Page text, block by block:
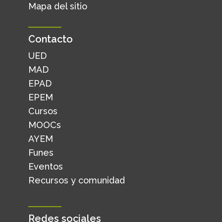
Mapa del sitio
Contacto
UED
MAD
EPAD
EPEM
Cursos
MOOCs
AYEM
Funes
Eventos
Recursos y comunidad
Redes sociales